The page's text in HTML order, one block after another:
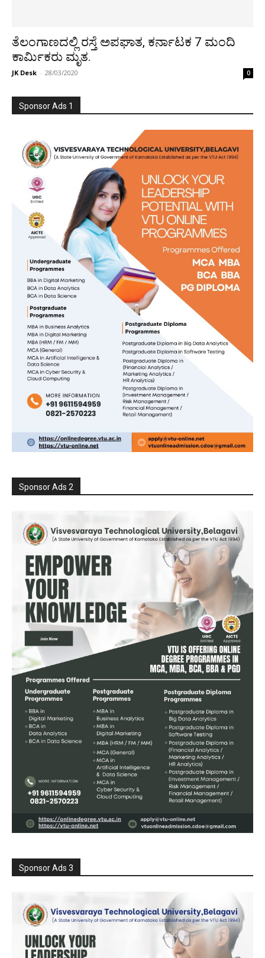
ತೆಲಂಗಾಣದಲ್ಲಿ ರಸ್ತೆ ಅಪಘಾತ, ಕರ್ನಾಟಕ 7 ಮಂದಿ
ಕಾರ್ಮಿಕರು ಮೃತ.
JK Desk - 28/03/2020 0
Sponsor Ads 1
Sponsor Ads 2
Sponsor Ads 3